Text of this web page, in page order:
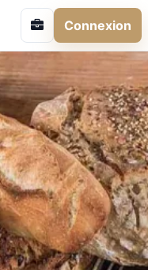
Connexion